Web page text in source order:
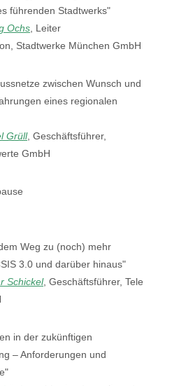
führenden Stadtwerks"
Ochs , Leiter
Stadtwerke München GmbH
zwischen Wunsch und
eines regionalen
Grüll, Geschäftsführer,
GmbH
Weg zu (noch) mehr
3.0 und darüber hinaus"
Schickel, Geschäftsführer, Tele
in der zukünftigen
– Anforderungen und